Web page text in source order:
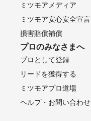
ミツモアメディア
ミツモア安心安全宣言
損害賠償補償
プロのみなさまへ
プロとして登録
リードを獲得する
ミツモアプロ道場
ヘルプ・お問い合わせ